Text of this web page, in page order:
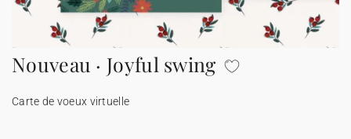
Carte de voeux 100% personnalisable
★ Demande d'échantillons
Produits sur mesure
Cartes postales
Nouveau · Joyful swing
Carte de voeux virtuelle